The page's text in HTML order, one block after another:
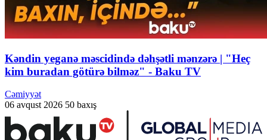
Kəndin yeganə məscidində dəhşətli mənzərə | "Heç
kim buradan götürə bilməz" - Baku TV
Cəmiyyət
06 avqust 2026 50 baxış